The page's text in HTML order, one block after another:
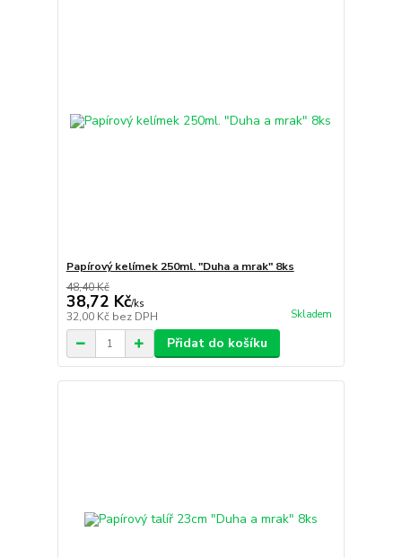
Papírový kelímek 250ml. "Duha a mrak" 8ks
48,40 Kč
38,72 Kč/ks
32,00 Kč bez DPH Skladem
Přidat do košíku